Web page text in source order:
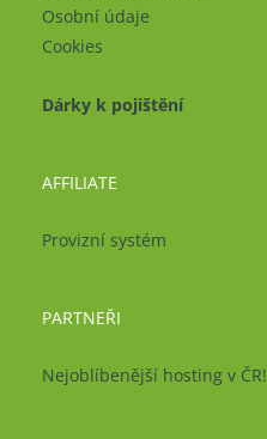
Osobní údaje
Cookies
Dárky k pojištění
AFFILIATE
Provizní systém
PARTNEŘI
Nejoblíbenější hosting v ČR!